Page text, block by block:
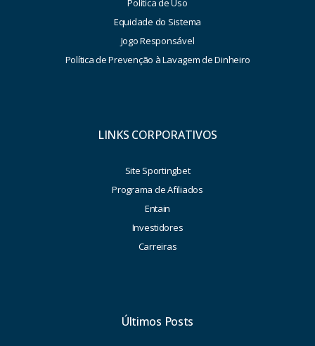
Política de Uso
Equidade do Sistema
Jogo Responsável
Política de Prevenção à Lavagem de Dinheiro
LINKS CORPORATIVOS
Site Sportingbet
Programa de Afiliados
Entain
Investidores
Carreiras
Últimos Posts